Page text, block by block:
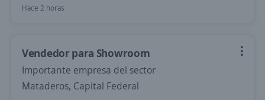
Hace 2 horas
Vendedor para Showroom
Importante empresa del sector
Mataderos, Capital Federal